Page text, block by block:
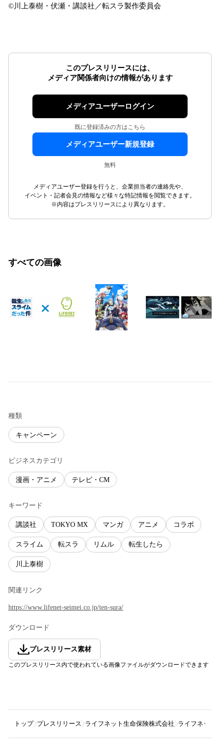
©川上泰樹・伏瀬・講談社／転スラ製作委員会
このプレスリリースには、
メディア関係者向けの情報があります
メディアユーザーログイン
既に登録済みの方はこちら
メディアユーザー新規登録
無料
メディアユーザー登録を行うと、企業担当者の連絡先や、
イベント・記者会見の情報など様々な特記情報を閲覧できます。
※内容はプレスリリースにより異なります。
すべての画像
種類
キャンペーン
ビジネスカテゴリ
漫画・アニメ テレビ・CM
キーワード
講談社 TOKYO MX マンガ アニメ コラボ
スライム 転スラ リムル 転生したら
川上泰樹
関連リンク
https://www.lifenet-seimei.co.jp/ten-sura/
ダウンロード
プレスリリース素材
このプレスリリース内で使われている画像ファイルがダウンロードできます
トップ プレスリリース ライフネット生命保険株式会社 ライフネット